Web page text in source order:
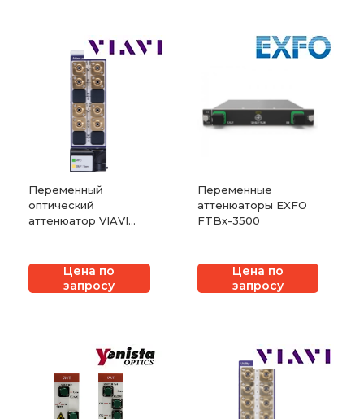
Переменный
оптический
аттенюатор VIAVI
Цена по
запросу
Переменные
аттенюаторы EXFO
FTBx-3500
Цена по
запросу